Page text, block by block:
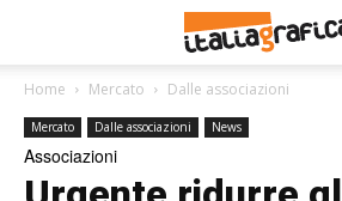
Home Mercato Dalle associazioni
Mercato Dalle associazioni News
Associazioni